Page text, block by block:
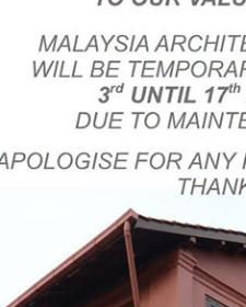
Dan Lain-Lain Kerja Bicara